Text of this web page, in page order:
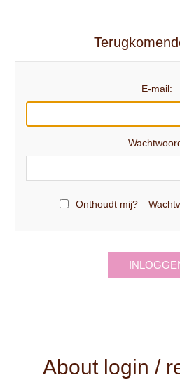
E-mail:
Onthoudt mij?
About login /